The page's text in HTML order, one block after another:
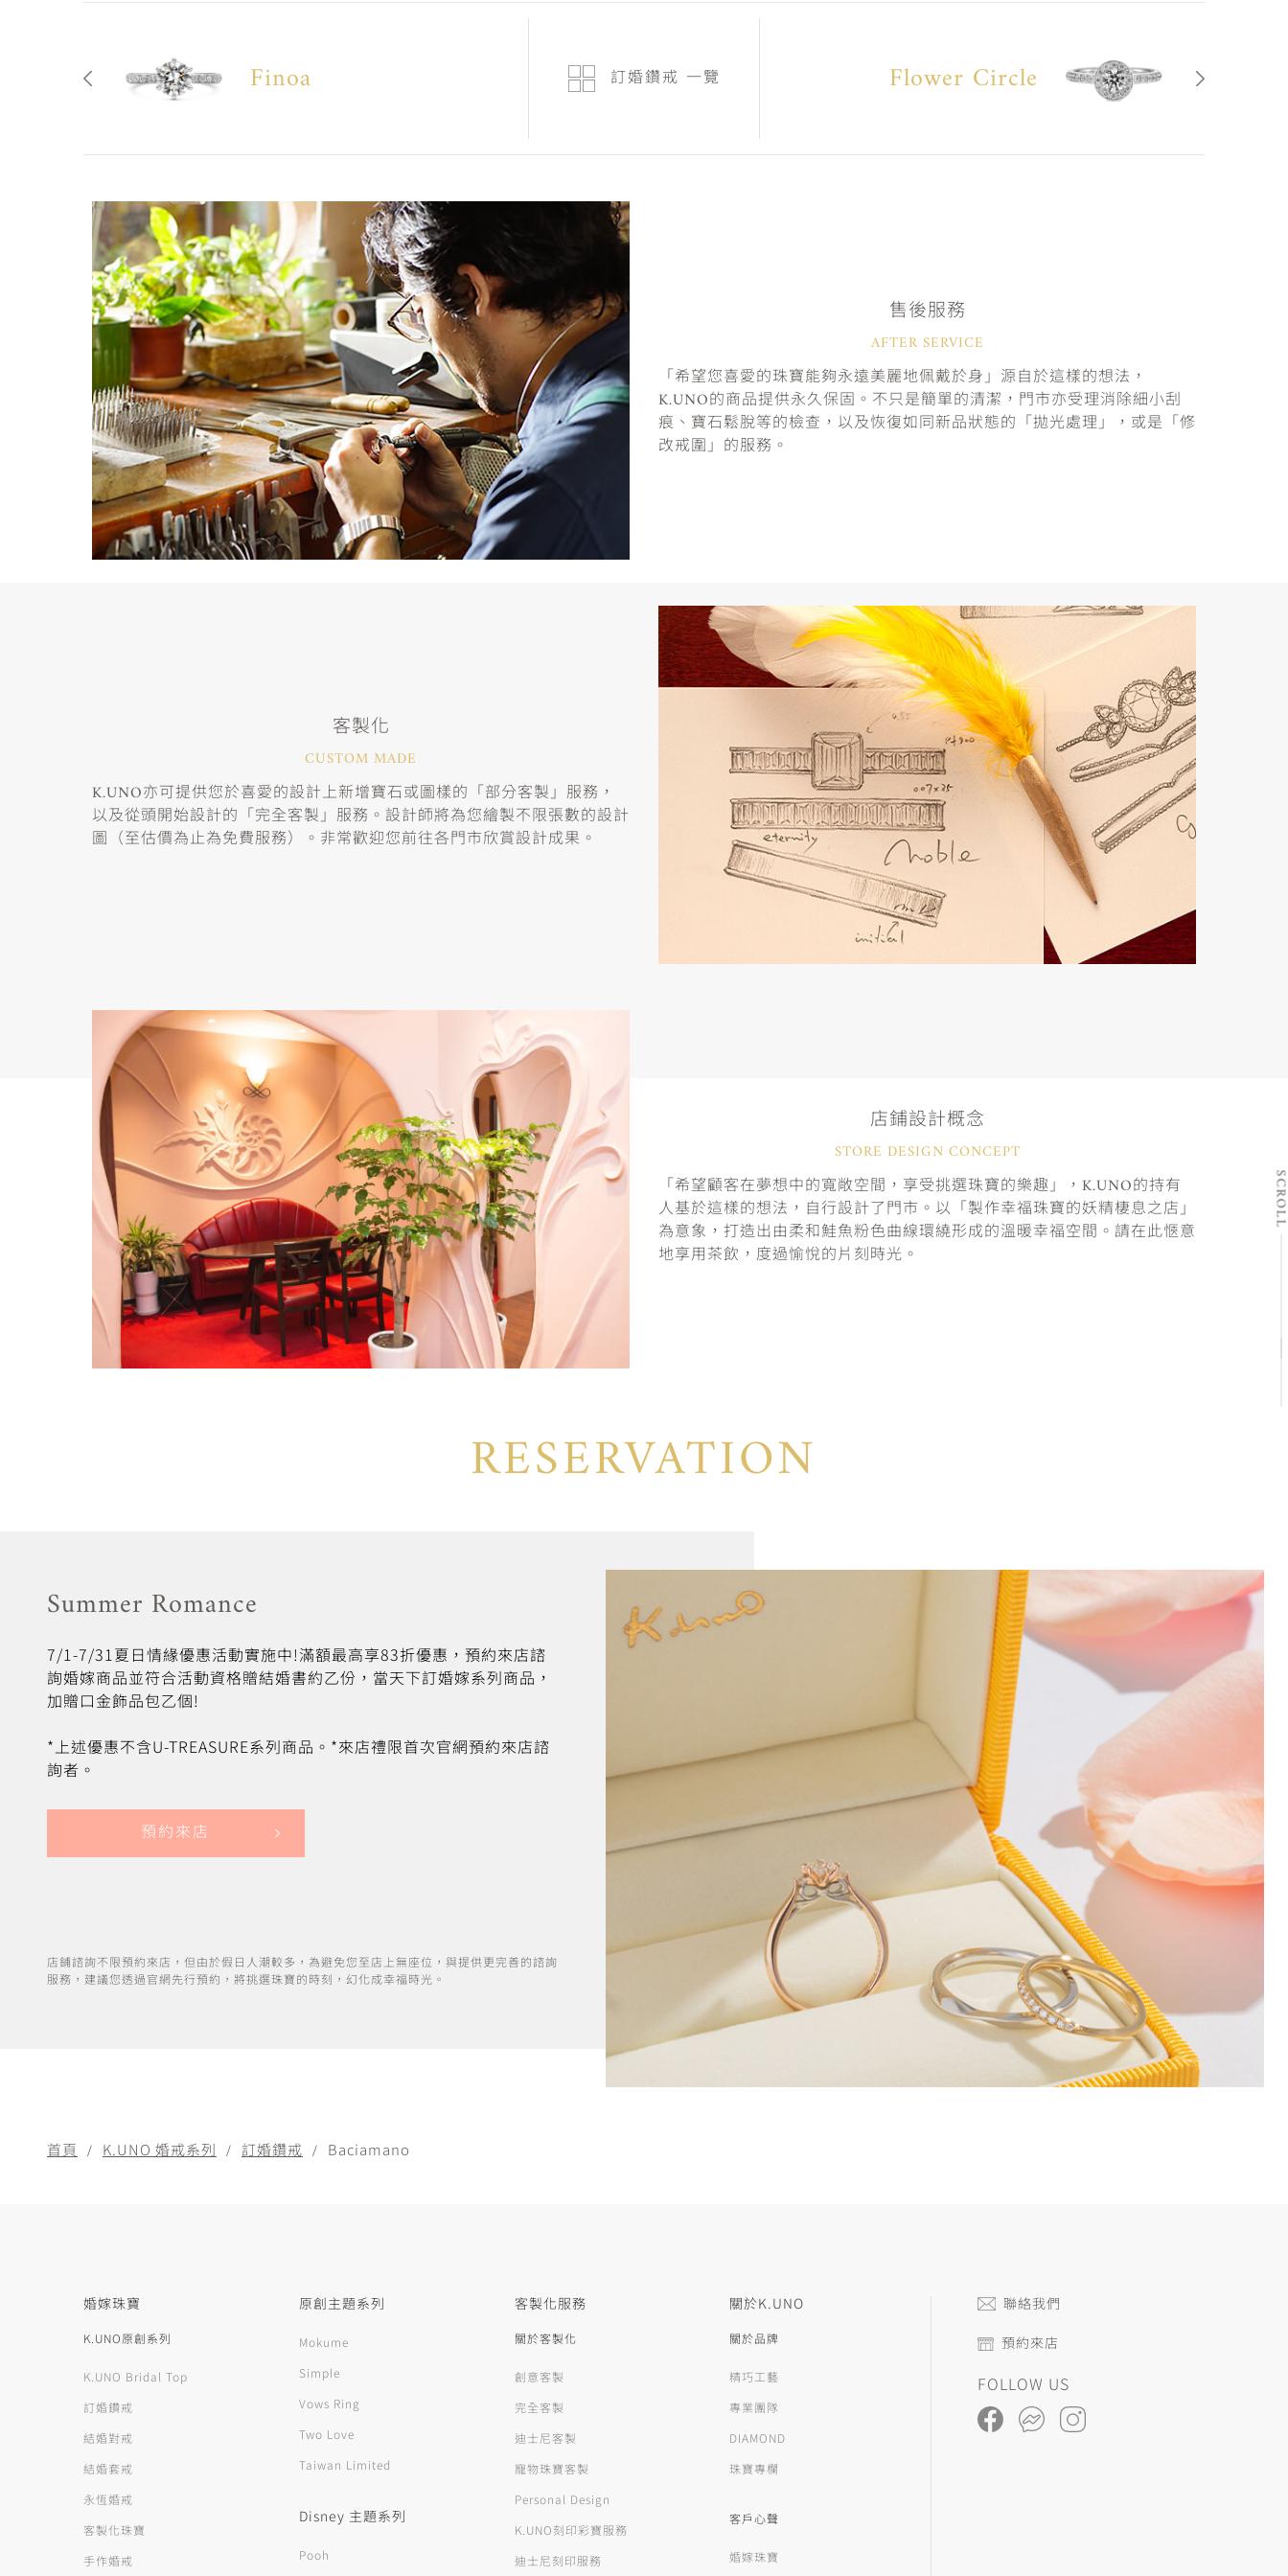
Finoa 訂婚鑽戒 一覽 Flower Circle
售後服務
AFTER SERVICE
「希望您喜愛的珠寶能夠永遠美麗地佩戴於身」源自於這樣的想法，
K.UNO的商品提供永久保固。不只是簡單的清潔，門市亦受理消除細小刮
痕、寶石鬆脫等的檢查，以及恢復如同新品狀態的「拋光處理」，或是「修
改戒圍」的服務。
客製化
CUSTOM MADE
K.UNO亦可提供您於喜愛的設計上新增寶石或圖樣的「部分客製」服務，
以及從頭開始設計的「完全客製」服務。設計師將為您繪製不限張數的設計
圖（至估價為止為免費服務）。非常歡迎您前往各門市欣賞設計成果。
店鋪設計概念
STORE DESIGN CONCEPT
「希望顧客在夢想中的寬敞空間，享受挑選珠寶的樂趣」，K.UNO的持有
人基於這樣的想法，自行設計了門市。以「製作幸福珠寶的妖精棲息之店」
為意象，打造出由柔和鮭魚粉色曲線環繞形成的溫暖幸福空間。請在此愜意
地享用茶飲，度過愉悅的片刻時光。
RESERVATION
Summer Romance
7/1-7/31夏日情緣優惠活動實施中!滿額最高享83折優惠，預約來店諮
詢婚嫁商品並符合活動資格贈結婚書約乙份，當天下訂婚嫁系列商品，
加贈口金飾品包乙個!
*上述優惠不含U-TREASURE系列商品。*來店禮限首次官網預約來店諮
詢者。
預約來店
店鋪諮詢不限預約來店，但由於假日人潮較多，為避免您至店上無座位，與提供更完善的諮詢
服務，建議您透過官網先行預約，將挑選珠寶的時刻，幻化成幸福時光。
首頁 K.UNO 婚戒系列 訂婚鑽戒 Baciamano
婚嫁珠寶
K.UNO原創系列
K.UNO Bridal Top
訂婚鑽戒
結婚對戒
結婚套戒
永恆婚戒
客製化珠寶
手作婚戒
原創主題系列
Mokume
Simple
Vows Ring
Two Love
Taiwan Limited
Disney 主題系列
Pooh
客製化服務
關於客製化
創意客製
完全客製
迪士尼客製
寵物珠寶客製
Personal Design
K.UNO刻印彩寶服務
迪士尼刻印服務
關於K.UNO
關於品牌
精巧工藝
專業團隊
DIAMOND
珠寶專欄
客戶心聲
婚嫁珠寶
聯絡我們
預約來店
FOLLOW US